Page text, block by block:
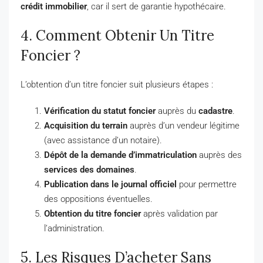
crédit immobilier, car il sert de garantie hypothécaire.
4. Comment Obtenir Un Titre
Foncier ?
L’obtention d’un titre foncier suit plusieurs étapes :
Vérification du statut foncierauprès du cadastre
Acquisition du terrain auprès d’un vendeur légitime
(avec assistance d’un notaire).
Dépôt de la demande d’immatriculation auprès des
services des domaines
Publication dans le journal officiel pour permettre
des oppositions éventuelles.
Obtention du titre foncieraprès validation par
l’administration.
5. Les Risques D’acheter Sans